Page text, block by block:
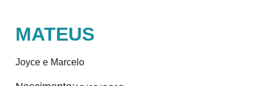
MATEUS
Joyce e Marcelo